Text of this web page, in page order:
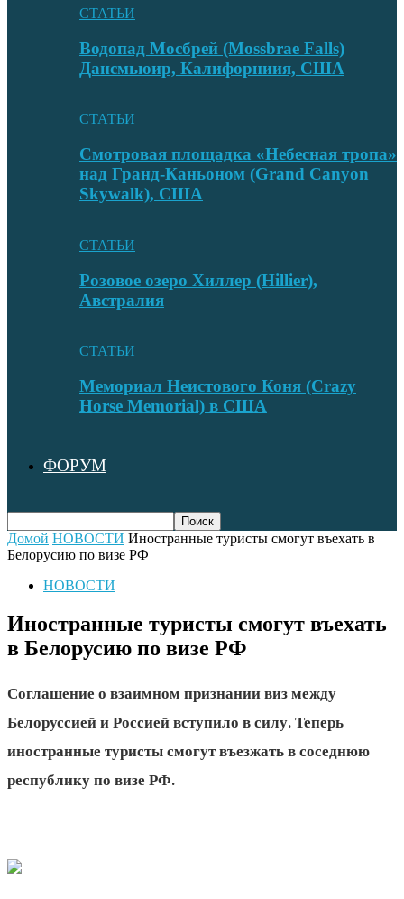
СТАТЬИ
Водопад Мосбрей (Mossbrae Falls)
Дансмьюир, Калифорниия, США
СТАТЬИ
Смотровая площадка «Небесная тропа»
над Гранд-Каньоном (Grand Canyon
Skywalk), США
СТАТЬИ
Розовое озеро Хиллер (Hillier),
Австралия
СТАТЬИ
Мемориал Неистового Коня (Crazy
Horse Memorial) в США
ФОРУМ
Домой НОВОСТИ Иностранные туристы смогут въехать в
Белорусию по визе РФ
НОВОСТИ
Иностранные туристы смогут въехать
в Белорусию по визе РФ
Соглашение о взаимном признании виз между
Белоруссией и Россией вступило в силу. Теперь
иностранные туристы смогут въезжать в соседнюю
республику по визе РФ.